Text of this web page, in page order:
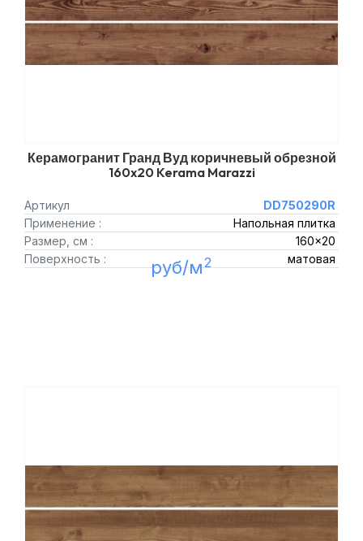
Керамогранит Гранд Вуд коричневый обрезной
160x20 Kerama Marazzi
Артикул
DD750290R
Применение :
Напольная плитка
Размер, см :
160x20
Поверхность :
матовая
руб/м2